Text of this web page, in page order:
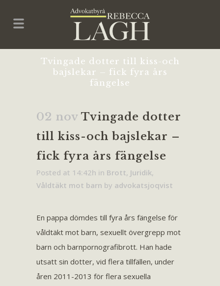
Tvingade dotter till kiss-och
bajslekar – fick fyra års
fängelse
02 nov Tvingade dotter
till kiss-och bajslekar –
fick fyra års fängelse
Posted at 14:42h in Brott, Juridik,
Våldtäkt mot barn by advokatsjoqvist
En pappa dömdes till fyra års fängelse för
våldtäkt mot barn, sexuellt övergrepp mot
barn och barnpornografibrott. Han hade
utsatt sin dotter, vid flera tillfällen, under
åren 2011-2013 för flera sexuella